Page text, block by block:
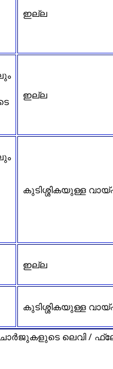
ഇല്ല
ഇല്ല
കുടിശ്ശികയുള്ള
ഇല്ല
കുടിശ്ശികയുള്ള
ലെവി /